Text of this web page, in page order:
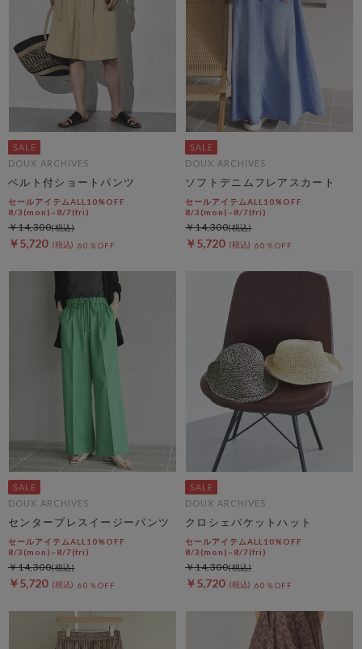
DOUX ARCHIVES
ベルト付ショートパンツ
セールアイテムALL10%OFF
8/3(mon)~8/7(fri)
￥5,720 60％OFF
￥14,300
DOUX ARCHIVES
ソフトデニムフレアスカート
セールアイテムALL10%OFF
8/3(mon)~8/7(fri)
￥5,720 60％OFF
￥14,300
DOUX ARCHIVES
センタープレスイージーパンツ
セールアイテムALL10%OFF
8/3(mon)~8/7(fri)
￥5,720 60％OFF
￥14,300
DOUX ARCHIVES
クロシェバケットハット
セールアイテムALL10%OFF
8/3(mon)~8/7(fri)
￥5,720 60％OFF
￥14,300